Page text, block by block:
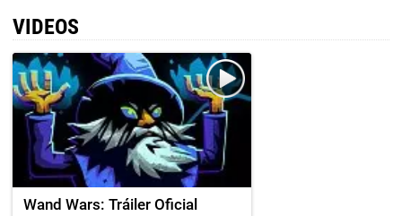
VIDEOS
Wand Wars: Tráiler Oficial